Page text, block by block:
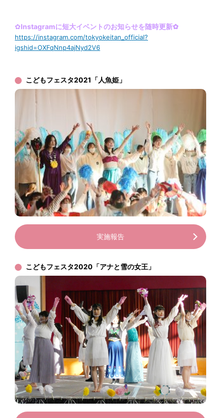
✿Instagramに短大イベントのお知らせを随時更新✿
https://instagram.com/tokyokeitan_official?
igshid=OXFqNnp4ajNyd2V6
こどもフェスタ2021「人魚姫」
実施報告
こどもフェスタ2020「アナと雪の女王」